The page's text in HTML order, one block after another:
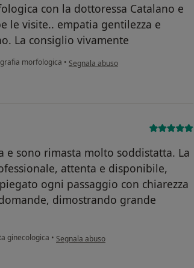
con la dottoressa Catalano e
le visite.. empatia gentilezza e
La consiglio vivamente
morfologica • secondo l'opinione dell'utente C.M
Segnala abuso
sono rimasta molto soddistatta. La
attenta e disponibile,
ogni passaggio con chiarezza
dimostrando grande
ginecologica • secondo l'opinione dell'utente R.
Segnala abuso